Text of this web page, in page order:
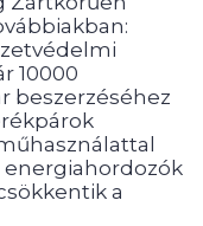
10000
beszerzéséhez
energiahordozók
a